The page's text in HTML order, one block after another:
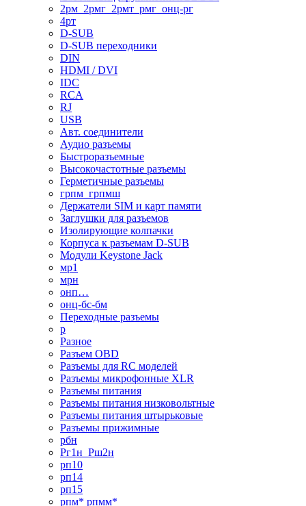
2рм_2рмг_2рмт_рмг_онц-рг
4рт
D-SUB
D-SUB переходники
DIN
HDMI / DVI
IDC
RCA
RJ
USB
Авт. соединители
Аудио разъемы
Быстроразъемные
Высокочастотные разъемы
Герметичные разъемы
грпм_грпмш
Держатели SIM и карт памяти
Заглушки для разъемов
Изолирующие колпачки
Корпуса к разъемам D-SUB
Модули Keystone Jack
мр1
мрн
онп…
онц-бс-бм
Переходные разъемы
р
Разное
Разъем OBD
Разъемы для RC моделей
Разъемы микрофонные XLR
Разъемы питания
Разъемы питания низковольтные
Разъемы питания штырьковые
Разъемы прижимные
рбн
Рг1н_Рш2н
рп10
рп14
рп15
рпм* рпмм*